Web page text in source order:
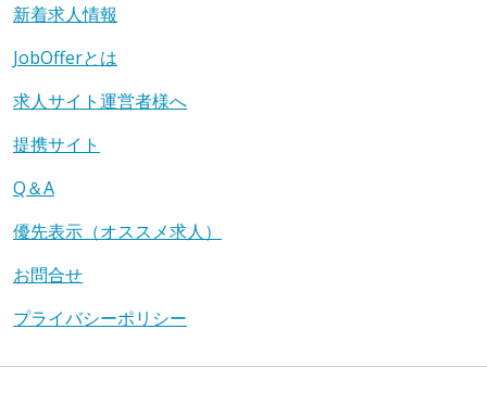
新着求人情報
JobOfferとは
求人サイト運営者様へ
提携サイト
Q＆A
優先表示（オススメ求人）
お問合せ
プライバシーポリシー